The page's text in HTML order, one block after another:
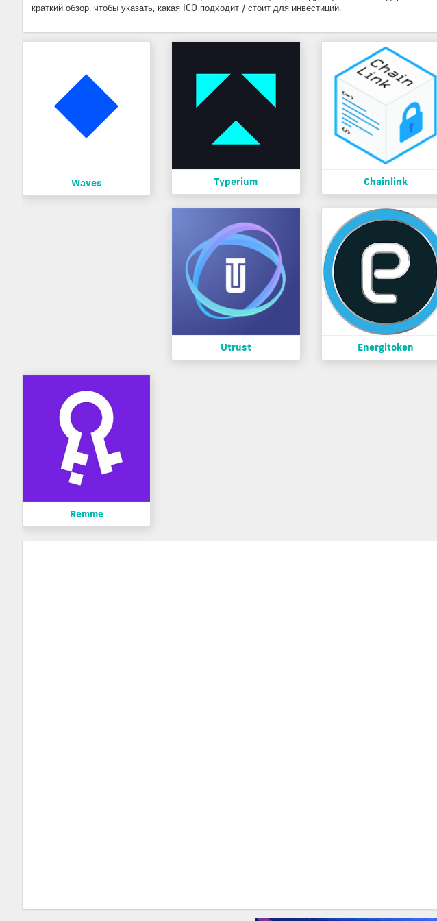
краткий обзор, чтобы указать, какая ICO подходит / стоит для инвестиций.
Waves Typerium Chainlink
Utrust Energitoken
Remme